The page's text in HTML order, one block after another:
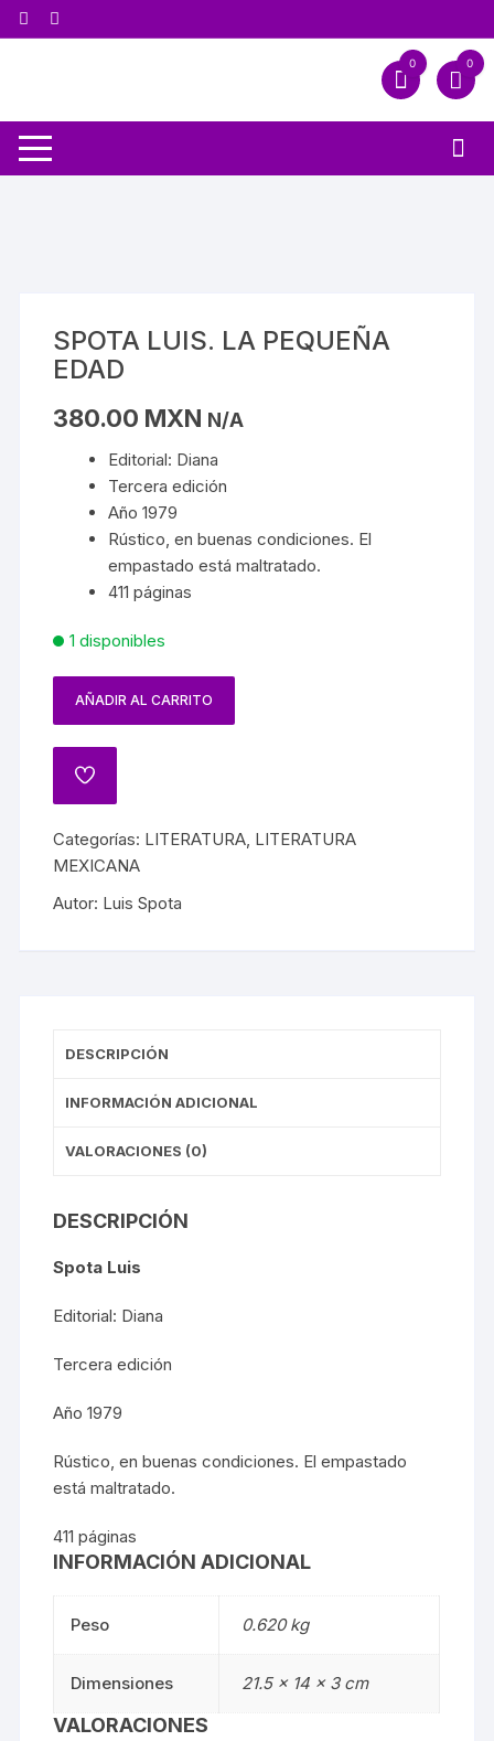
0 0
SPOTA LUIS. LA PEQUEÑA
EDAD
380.00 MXN N/A
Editorial: Diana
Tercera edición
Año 1979
Rústico, en buenas condiciones. El
empastado está maltratado.
411 páginas
1 disponibles
AÑADIR AL CARRITO
Categorías: LITERATURA, LITERATURA
MEXICANA
Autor: Luis Spota
DESCRIPCIÓN
INFORMACIÓN ADICIONAL
VALORACIONES (0)
DESCRIPCIÓN
Spota Luis
Editorial: Diana
Tercera edición
Año 1979
Rústico, en buenas condiciones. El empastado
está maltratado.
411 páginas
INFORMACIÓN ADICIONAL
Peso 0.620 kg
Dimensiones 21.5 × 14 × 3 cm
VALORACIONES